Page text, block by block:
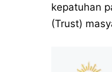
kepatuhan
(Trust)